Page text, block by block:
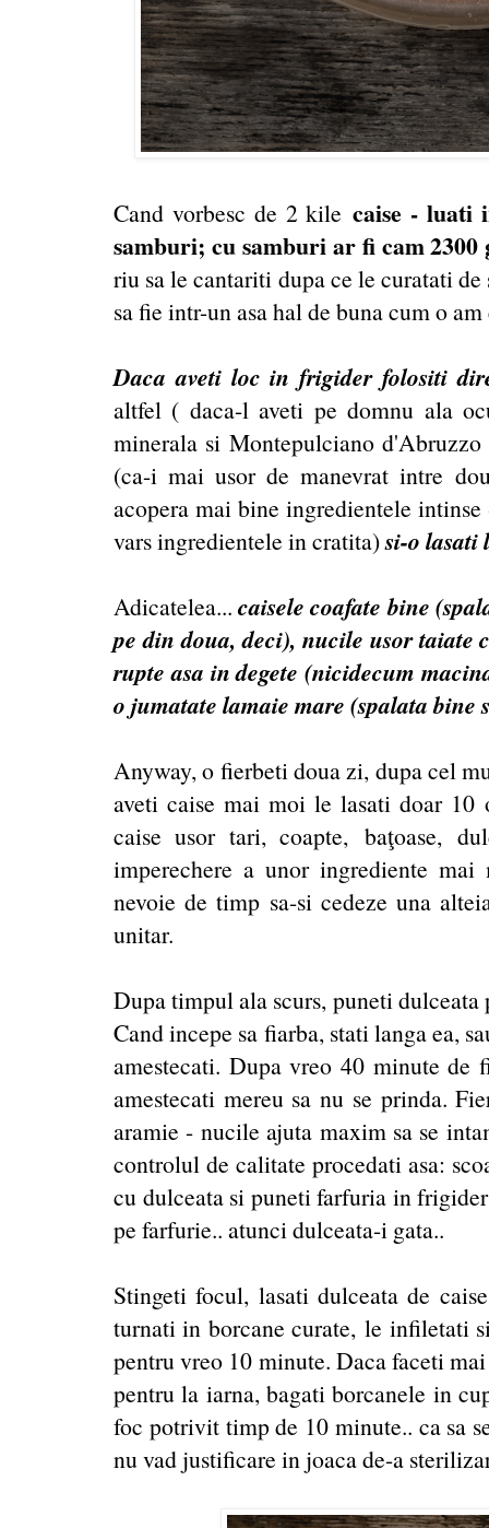
Cand vorbesc de 2 kile caise - luati
samburi; cu samburi ar fi cam
riu sa le cantariti dupa ce le curatati
sa fie intr-un asa hal de buna cum o am
Daca aveti loc in frigider folositi
altfel ( daca-l aveti pe domnu ala
minerala si Montepulciano
(ca-i mai usor de manevrat intre
acopera mai bine ingredientele
vars ingredientele in cratita)si-o lasati
Adicatelea...caisele coafate bine
pe din doua, deci), nucile usor
rupte asa in degete (nicidecum
o jumatate lamaie mare (spalata
Anyway, o fierbeti doua zi, dupa cel
aveti caise mai moi le lasati doar 10
caise usor tari, coapte, baţoase,
imperechere a unor ingrediente
nevoie de timp sa-si cedeze una
unitar.
Dupa timpul ala scurs, puneti
Cand incepe sa fiarba, stati langa ea,
amestecati. Dupa vreo 40 minute
amestecati mereu sa nu se prinda.
aramie - nucile ajuta maxim sa se
controlul de calitate procedati asa:
cu dulceata si puneti farfuria in
pe farfurie.. atunci dulceata-i gata..
Stingeti focul, lasati dulceata de
turnati in borcane curate,le infiletati
pentru vreo 10 minute. Daca faceti
pentru la iarna, bagati borcanele in
foc potrivit timp de 10 minute.. ca sa
nu vad justificare in joaca de-a